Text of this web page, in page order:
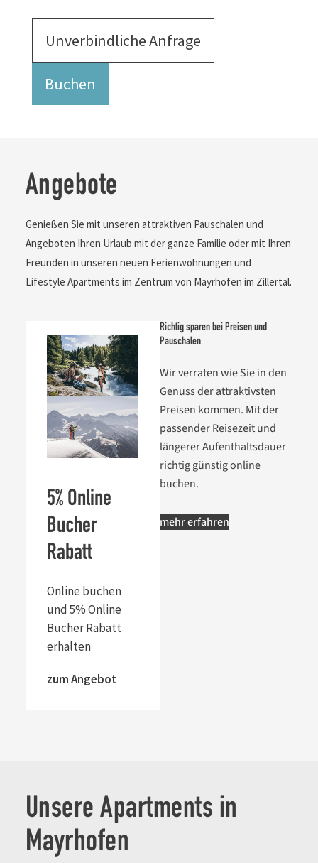
Unverbindliche Anfrage
Buchen
Angebote
Genießen Sie mit unseren attraktiven Pauschalen und
Angeboten Ihren Urlaub mit der ganze Familie oder mit Ihren
Freunden in unseren neuen Ferienwohnungen und
Lifestyle Apartments im Zentrum von Mayrhofen im Zillertal.
5% Online
Bucher
Rabatt
Online buchen
und 5% Online
Bucher Rabatt
erhalten
zum Angebot
Richtig sparen bei Preisen und
Pauschalen
Wir verraten wie Sie in den
Genuss der attraktivsten
Preisen kommen. Mit der
passender Reisezeit und
längerer Aufenthaltsdauer
richtig günstig online
buchen.
mehr erfahren
Unsere Apartments in
Mayrhofen